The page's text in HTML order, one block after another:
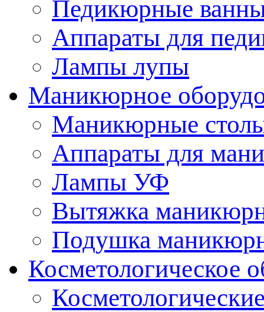
Педикюрные
Аппараты для
Лампы лупы
Маникюрное
Маникюрные
Аппараты для
Лампы УФ
Вытяжка
Подушка
Косметологическое